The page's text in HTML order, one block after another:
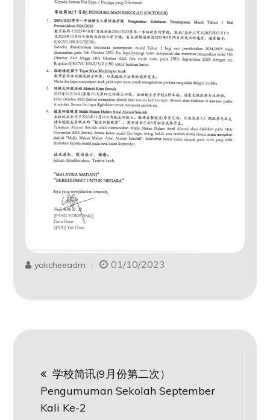
yakcheeadm 01/10/2023
navigation
学校简讯(9月份第二次）
Pengumuman Sekolah September
Kali Ke-2